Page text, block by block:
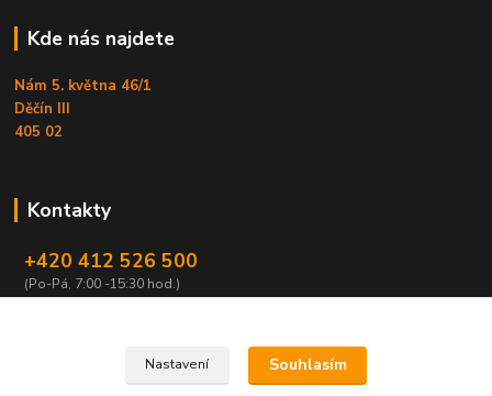
Kde nás najdete
Nám 5. května 46/1
Děčín III
405 02
Kontakty
+420 412 526 500
(Po-Pá, 7:00 -15:30 hod.)
Nastavení Souhlasím